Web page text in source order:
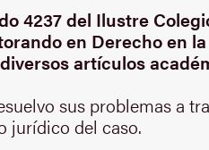
4237 del Ilustre
en Derecho en
artículos
sus problemas a
jurídico del caso.